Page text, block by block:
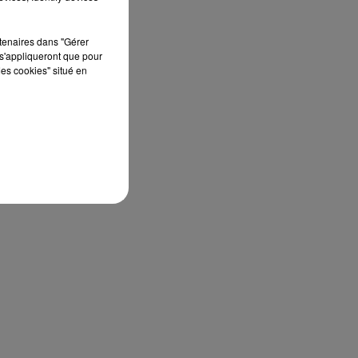
dans "Gérer
que pour
cookies" situé en